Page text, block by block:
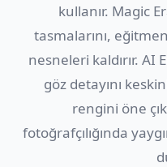
kullanır. Magic
tasmalarını,
nesneleri kaldırır. AI
göz detayını
rengini öne
fotoğrafçılığında